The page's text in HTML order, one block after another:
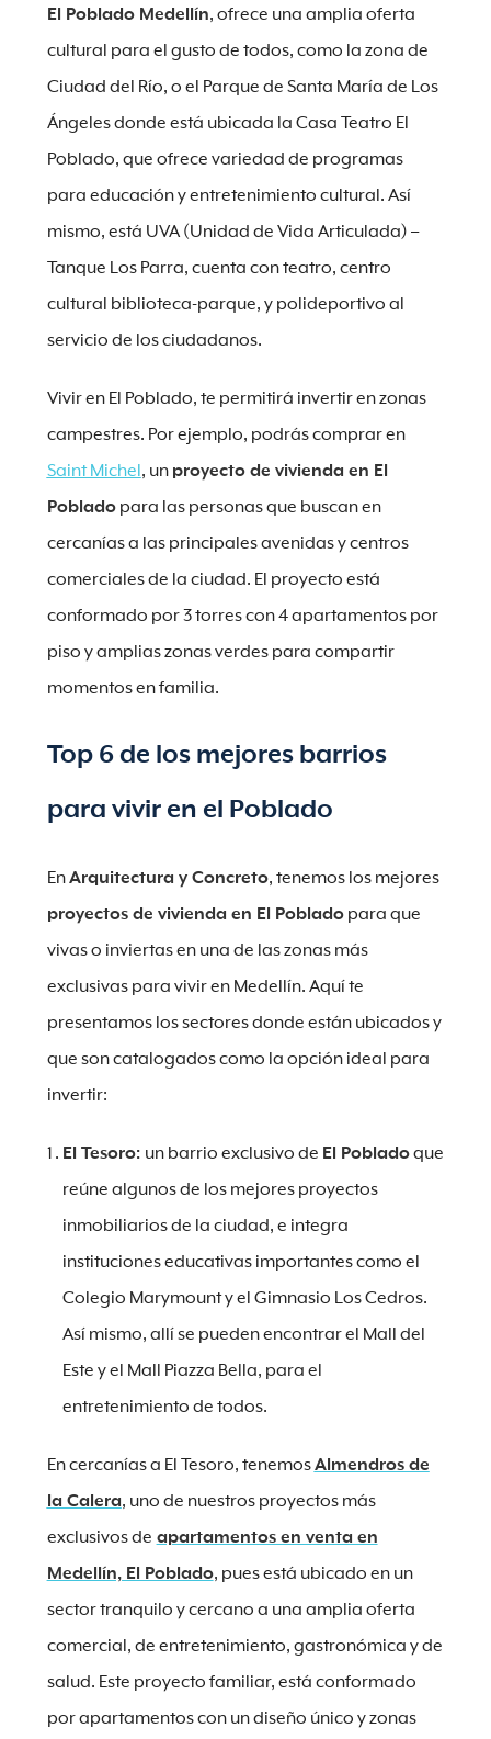
El Poblado Medellín, ofrece una amplia oferta
cultural para el gusto de todos, como la zona de
Ciudad del Río, o el Parque de Santa María de Los
Ángeles donde está ubicada la Casa Teatro El
Poblado, que ofrece variedad de programas
para educación y entretenimiento cultural. Así
mismo, está UVA (Unidad de Vida Articulada) –
Tanque Los Parra, cuenta con teatro, centro
cultural biblioteca-parque, y polideportivo al
servicio de los ciudadanos.
Vivir en El Poblado, te permitirá invertir en zonas
campestres. Por ejemplo, podrás comprar en
Saint Michel , un proyecto de vivienda en El
Pobladopara las personas que buscan en
cercanías a las principales avenidas y centros
comerciales de la ciudad. El proyecto está
conformado por 3 torres con 4 apartamentos por
piso y amplias zonas verdes para compartir
momentos en familia.
Top 6 de los mejores barrios
para vivir en el Poblado
EnArquitectura y Concreto, tenemos los mejores
proyectos de vivienda en El Pobladopara que
vivas o inviertas en una de las zonas más
exclusivas para vivir en Medellín. Aquí te
presentamos los sectores donde están ubicados y
que son catalogados como la opción ideal para
invertir:
El Tesoro: un barrio exclusivo de El Pobladoque
reúne algunos de los mejores proyectos
inmobiliarios de la ciudad, e integra
instituciones educativas importantes como el
Colegio Marymount y el Gimnasio Los Cedros.
Así mismo, allí se pueden encontrar el Mall del
Este y el Mall Piazza Bella, para el
entretenimiento de todos.
En cercanías a El Tesoro, tenemosAlmendros de
la Calera, uno de nuestros proyectos más
exclusivos de apartamentos en venta en
Medellín, El Poblado, pues está ubicado en un
sector tranquilo y cercano a una amplia oferta
comercial, de entretenimiento, gastronómica y de
salud. Este proyecto familiar, está conformado
por apartamentos con un diseño único y zonas